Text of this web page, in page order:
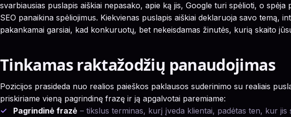
svarbiausias puslapis aiškiai nepasako, apie ką jis, Google turi spėlioti, o spėja
SEO panaikina spėliojimus. Kiekvienas puslapis aiškiai deklaruoja savo temą,
pakankamai garsiai, kad konkuruotų, bet nekeisdamas žinutės, kurią skaito
Tinkamas raktažodžių panaudojimas
Pozicijos prasideda nuo realios paieškos paklausos suderinimo su realiais
priskiriame vieną pagrindinę frazę ir ją apgalvotai paremiame:
Pagrindinė frazė – tikslus terminas, kurį įveda klientai, padėtas ten, kur jis